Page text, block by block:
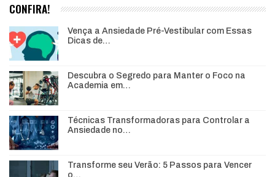
CONFIRA!
Vença a Ansiedade Pré-Vestibular com Essas
Dicas de…
Descubra o Segredo para Manter o Foco na
Academia em…
Técnicas Transformadoras para Controlar a
Ansiedade no…
Transforme seu Verão: 5 Passos para Vencer
o…